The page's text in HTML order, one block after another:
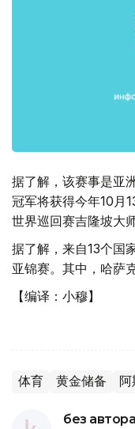
据了解，该赛事是亚
冠军将获得今年10月
世界巡回赛吉隆坡大
据了解，来自13个国
亚锦赛。其中，哈萨
【编译：小穆】
体育 黄金储备
без автора